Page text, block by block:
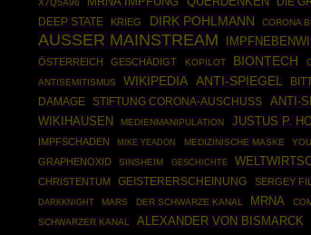
X7Q5A96
DEEP STATE KRIEG DIRK POHLMANN CORONA
AUSSER MAINSTREAM
ÖSTERREICH GESCHÄDIGT KOPILOT BIONTECH
ANTISEMITISMUS WIKIPEDIA ANTI-SPIEGEL
DAMAGE
STIFTUNG CORONA-AUSCHUSS ANTI-
WIKIHAUSEN
MEDIENMANIPULATION JUSTUS P.
IMPFSCHADEN
MIKE YEADON MEDIZINISCHE MASKE
GRAPHENOXID SINSHEIM GESCHICHTE
CHRISTENTUM
GEISTERERSCHEINUNG SERGEY
DARKKNIGHT
MARS DER SCHWARZE KANAL MRNA
SCHWARZER KANAL ALEXANDER VON BISMARCK